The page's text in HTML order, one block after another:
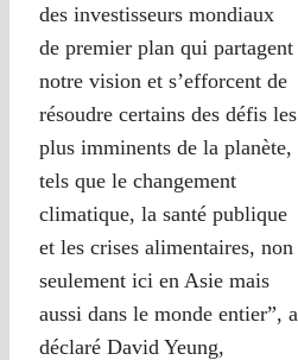
des investisseurs mondiaux
de premier plan qui partagent
notre vision et s’efforcent de
résoudre certains des défis les
plus imminents de la planète,
tels que le changement
climatique, la santé publique
et les crises alimentaires, non
seulement ici en Asie mais
aussi dans le monde entier”, a
déclaré David Yeung,